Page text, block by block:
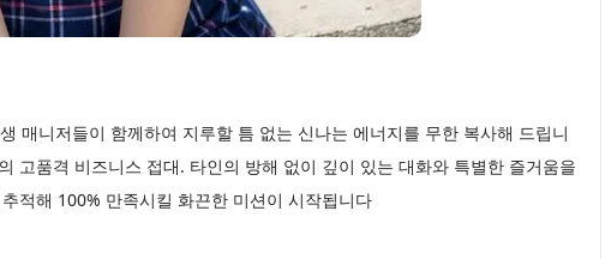
매니저들이 함께하여 지루할 틈 없는 신나는 에너지를 무한 복사해 드립니
고품격 비즈니스 접대. 타인의 방해 없이 깊이 있는 대화와 특별한 즐거움을
적해 100% 만족시킬 화끈한 미션이 시작됩니다